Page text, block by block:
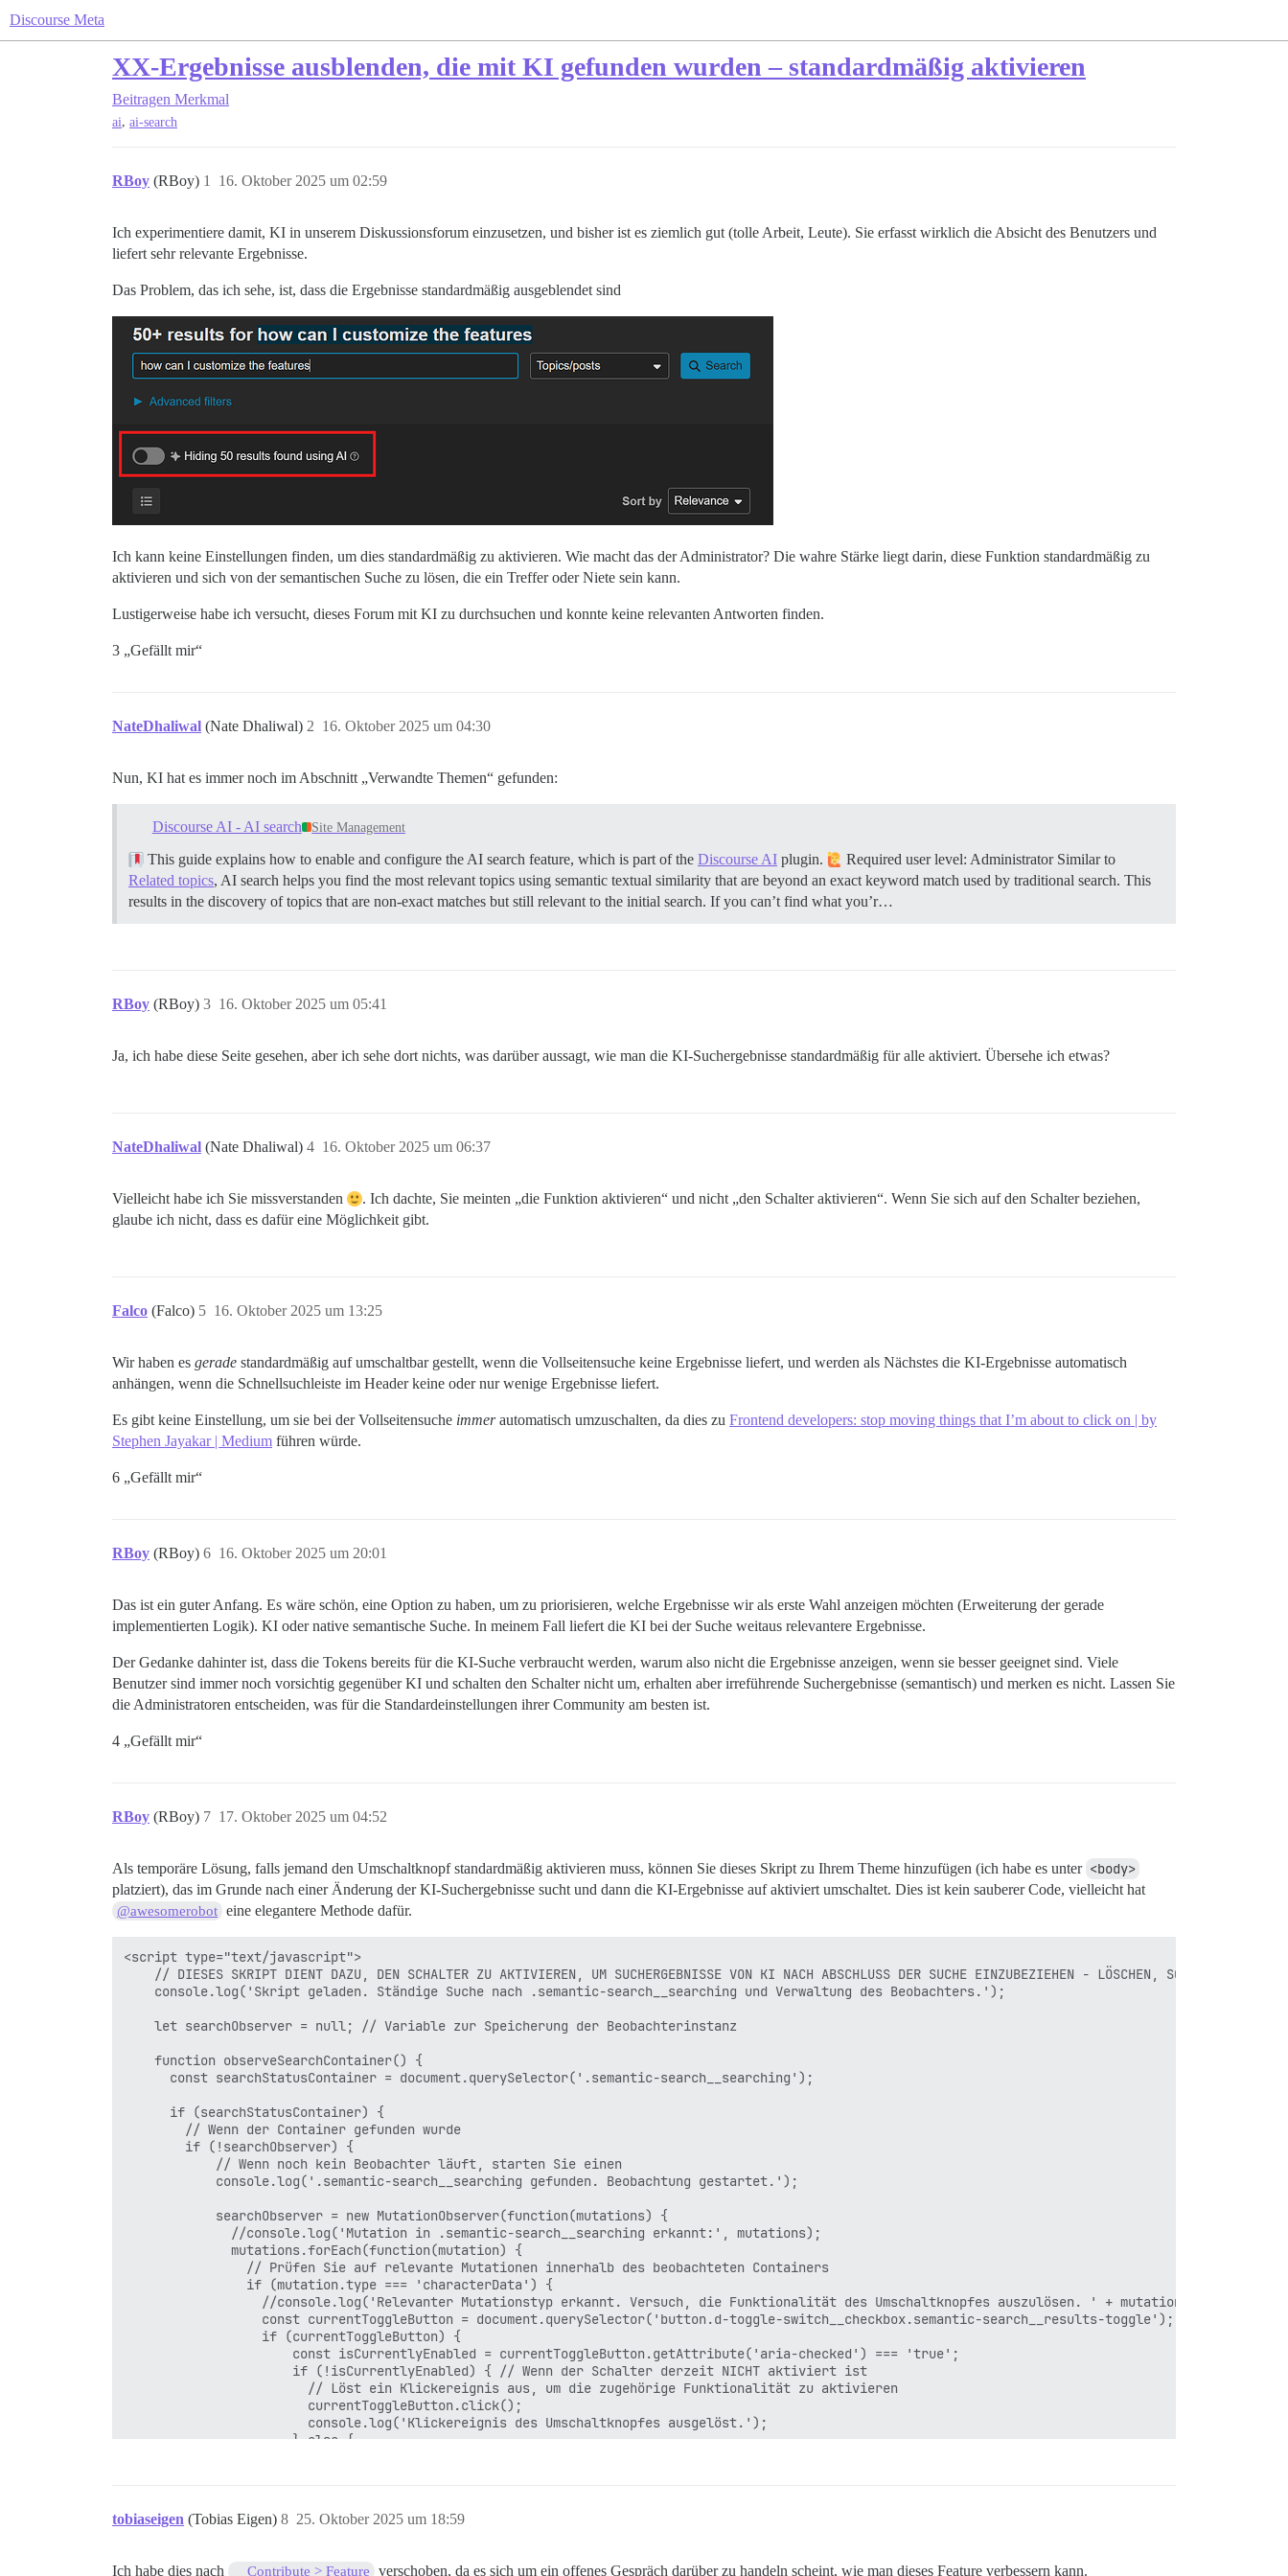
Discourse Meta
XX-Ergebnisse ausblenden, die mit KI gefunden wurden – standardmäßig aktivieren
Beitragen Merkmal
ai, ai-search
RBoy (RBoy) 16. Oktober 2025 um 02:59
1
Ich experimentiere damit, KI in unserem Diskussionsforum einzusetzen, und bisher ist es ziemlich gut (tolle Arbeit, Leute). Sie erfasst wirklich die Absicht des Benutzers und
liefert sehr relevante Ergebnisse.
Das Problem, das ich sehe, ist, dass die Ergebnisse standardmäßig ausgeblendet sind
Ich kann keine Einstellungen finden, um dies standardmäßig zu aktivieren. Wie macht das der Administrator? Die wahre Stärke liegt darin, diese Funktion standardmäßig zu
aktivieren und sich von der semantischen Suche zu lösen, die ein Treffer oder Niete sein kann.
Lustigerweise habe ich versucht, dieses Forum mit KI zu durchsuchen und konnte keine relevanten Antworten finden.
3 „Gefällt mir“
NateDhaliwal (Nate Dhaliwal) 16. Oktober 2025 um 04:30
2
Nun, KI hat es immer noch im Abschnitt „Verwandte Themen“ gefunden:
Discourse AI - AI search Site Management
This guide explains how to enable and configure the AI search feature, which is part of the Discourse AI plugin.
Required user level: Administrator Similar to
Related topics, AI search helps you find the most relevant topics using semantic textual similarity that are beyond an exact keyword match used by traditional search. This
results in the discovery of topics that are non-exact matches but still relevant to the initial search. If you can’t find what you’r…
RBoy (RBoy) 16. Oktober 2025 um 05:41
3
Ja, ich habe diese Seite gesehen, aber ich sehe dort nichts, was darüber aussagt, wie man die KI-Suchergebnisse standardmäßig für alle aktiviert. Übersehe ich etwas?
NateDhaliwal (Nate Dhaliwal) 16. Oktober 2025 um 06:37
4
Vielleicht habe ich Sie missverstanden
. Ich dachte, Sie meinten „die Funktion aktivieren“ und nicht „den Schalter aktivieren“. Wenn Sie sich auf den Schalter beziehen,
glaube ich nicht, dass es dafür eine Möglichkeit gibt.
Falco (Falco) 16. Oktober 2025 um 13:25
5
Wir haben es gerade standardmäßig auf umschaltbar gestellt, wenn die Vollseitensuche keine Ergebnisse liefert, und werden als Nächstes die KI-Ergebnisse automatisch
anhängen, wenn die Schnellsuchleiste im Header keine oder nur wenige Ergebnisse liefert.
Es gibt keine Einstellung, um sie bei der Vollseitensuche immerautomatisch umzuschalten, da dies zu Frontend developers: stop moving things that I’m about to click on | by
Stephen Jayakar | Medium führen würde.
6 „Gefällt mir“
RBoy (RBoy) 16. Oktober 2025 um 20:01
6
Das ist ein guter Anfang. Es wäre schön, eine Option zu haben, um zu priorisieren, welche Ergebnisse wir als erste Wahl anzeigen möchten (Erweiterung der gerade
implementierten Logik). KI oder native semantische Suche. In meinem Fall liefert die KI bei der Suche weitaus relevantere Ergebnisse.
Der Gedanke dahinter ist, dass die Tokens bereits für die KI-Suche verbraucht werden, warum also nicht die Ergebnisse anzeigen, wenn sie besser geeignet sind. Viele
Benutzer sind immer noch vorsichtig gegenüber KI und schalten den Schalter nicht um, erhalten aber irreführende Suchergebnisse (semantisch) und merken es nicht. Lassen Sie
die Administratoren entscheiden, was für die Standardeinstellungen ihrer Community am besten ist.
4 „Gefällt mir“
RBoy (RBoy) 17. Oktober 2025 um 04:52
7
Als temporäre Lösung, falls jemand den Umschaltknopf standardmäßig aktivieren muss, können Sie dieses Skript zu Ihrem Theme hinzufügen (ich habe es unter <body>
platziert), das im Grunde nach einer Änderung der KI-Suchergebnisse sucht und dann die KI-Ergebnisse auf aktiviert umschaltet. Dies ist kein sauberer Code, vielleicht hat
@awesomerobot eine elegantere Methode dafür.
<script type="text/javascript">
// DIESES SKRIPT DIENT DAZU, DEN SCHALTER ZU AKTIVIEREN, UM SUCHERGEBNISSE VON KI NACH ABSCHLUSS DER SUCHE EINZUBEZIEHEN - LÖSCHEN, SOBALD ES EINE
    console.log('Skript geladen. Ständige Suche nach .semantic-search__searching und Verwaltung des Beobachters.');
    let searchObserver = null; // Variable zur Speicherung der Beobachterinstanz
    function observeSearchContainer() {
      const searchStatusContainer = document.querySelector('.semantic-search__searching');
      if (searchStatusContainer) {
        // Wenn der Container gefunden wurde
        if (!searchObserver) {
            // Wenn noch kein Beobachter läuft, starten Sie einen
            console.log('.semantic-search__searching gefunden. Beobachtung gestartet.');
            searchObserver = new MutationObserver(function(mutations) {
              //console.log('Mutation in .semantic-search__searching erkannt:', mutations);
              mutations.forEach(function(mutation) {
                // Prüfen Sie auf relevante Mutationen innerhalb des beobachteten Containers
                if (mutation.type === 'characterData') {
                  //console.log('Relevanter Mutationstyp erkannt. Versuch, die Funktionalität des Umschaltknopfes auszulösen. ' + mutation.type);
                  const currentToggleButton = document.querySelector('button.d-toggle-switch__checkbox.semantic-search__results-toggle');
                  if (currentToggleButton) {
                      const isCurrentlyEnabled = currentToggleButton.getAttribute('aria-checked') === 'true';
                      if (!isCurrentlyEnabled) { // Wenn der Schalter derzeit NICHT aktiviert ist
                        // Löst ein Klickereignis aus, um die zugehörige Funktionalität zu aktivieren
                        currentToggleButton.click();
                        console.log('Klickereignis des Umschaltknopfes ausgelöst.');
                      } else {
                    // Dieser Fall kann eintreten, wenn der Umschaltknopf entfernt wird, während der Container noch vorhanden ist
                    console.log('Umschaltknopf nicht gefunden, als versucht wurde, die Funktionalität auszulösen.');
tobiaseigen (Tobias Eigen) 25. Oktober 2025 um 18:59
8
Ich habe dies nach Contribute > Feature verschoben, da es sich um ein offenes Gespräch darüber zu handeln scheint, wie man dieses Feature verbessern kann.